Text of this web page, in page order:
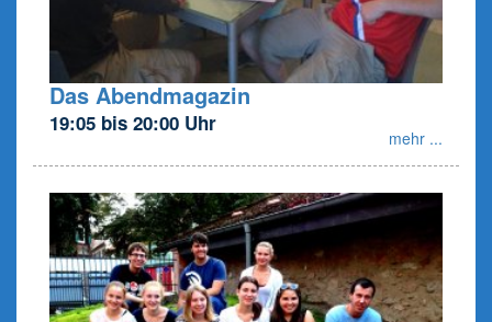
Das Abendmagazin
19:05 bis 20:00 Uhr
mehr ...